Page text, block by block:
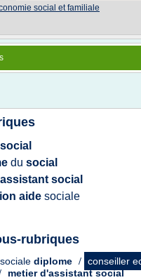
social et familiale
du social
social
aide sociale
rubriques
sociale diplome / conseiller
metier d'assistant social